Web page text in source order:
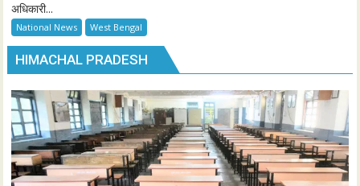
अधिकारी...
National News West Bengal
HIMACHAL PRADESH